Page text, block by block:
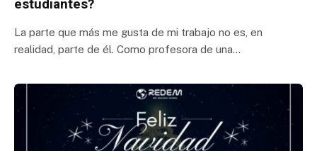
estudiantes?
La parte que más me gusta de mi trabajo no es, en
realidad, parte de él. Como profesora de una…